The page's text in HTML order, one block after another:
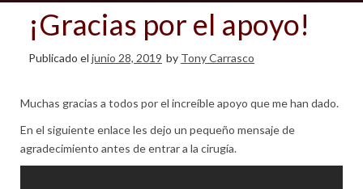
¡Gracias por el apoyo!
Publicado el junio 28, 2019 by Tony Carrasco
Muchas gracias a todos por el increíble apoyo que me han dado.
En el siguiente enlace les dejo un pequeño mensaje de
agradecimiento antes de entrar a la cirugía.